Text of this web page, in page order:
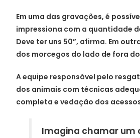
Em uma das gravações, é
impressiona com a quantidade
Deve ter uns 50”, afirma. Em
dos morcegos do lado de fora
A equipe responsável pelo
dos animais com técnicas
completa e vedação dos
Imagina chamar um